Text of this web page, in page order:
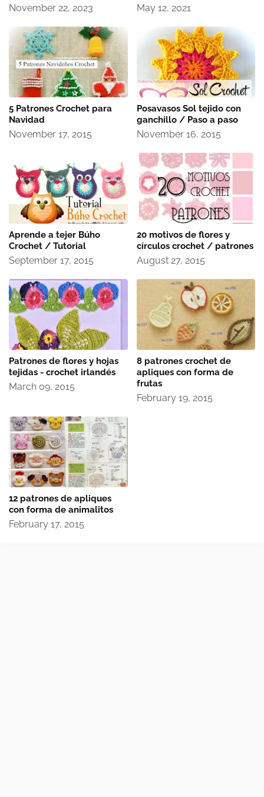
November 22, 2023 May 12, 2021
5 Patrones Crochet para
Navidad
November 17, 2015
Posavasos Sol tejido con
ganchillo / Paso a paso
November 16, 2015
Aprende a tejer Búho
Crochet / Tutorial
September 17, 2015
20 motivos de flores y
círculos crochet / patrones
August 27, 2015
Patrones de flores y hojas
tejidas - crochet irlandés
March 09, 2015
8 patrones crochet de
apliques con forma de
frutas
February 19, 2015
12 patrones de apliques
con forma de animalitos
February 17, 2015